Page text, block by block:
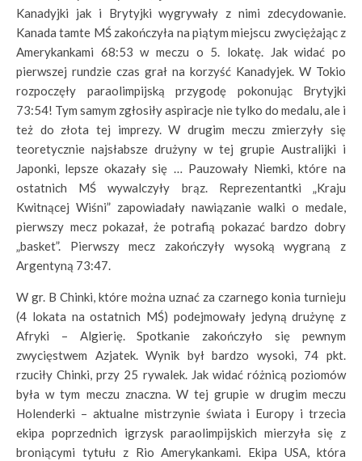
Kanadyjki jak i Brytyjki wygrywały z nimi zdecydowanie.
Kanada tamte MŚ zakończyła na piątym miejscu zwyciężając z
Amerykankami 68:53 w meczu o 5. lokatę. Jak widać po
pierwszej rundzie czas grał na korzyść Kanadyjek. W Tokio
rozpoczęły paraolimpijską przygodę pokonując Brytyjki
73:54! Tym samym zgłosiły aspiracje nie tylko do medalu, ale i
też do złota tej imprezy. W drugim meczu zmierzyły się
teoretycznie najsłabsze drużyny w tej grupie Australijki i
Japonki, lepsze okazały się … Pauzowały Niemki, które na
ostatnich MŚ wywalczyły brąz. Reprezentantki „Kraju
Kwitnącej Wiśni” zapowiadały nawiązanie walki o medale,
pierwszy mecz pokazał, że potrafią pokazać bardzo dobry
„basket”. Pierwszy mecz zakończyły wysoką wygraną z
Argentyną 73:47.
W gr. B Chinki, które można uznać za czarnego konia turnieju
(4 lokata na ostatnich MŚ) podejmowały jedyną drużynę z
Afryki – Algierię. Spotkanie zakończyło się pewnym
zwycięstwem Azjatek. Wynik był bardzo wysoki, 74 pkt.
rzuciły Chinki, przy 25 rywalek. Jak widać różnicą poziomów
była w tym meczu znaczna. W tej grupie w drugim meczu
Holenderki – aktualne mistrzynie świata i Europy i trzecia
ekipa poprzednich igrzysk paraolimpijskich mierzyła się z
broniącymi tytułu z Rio Amerykankami. Ekipa USA, która